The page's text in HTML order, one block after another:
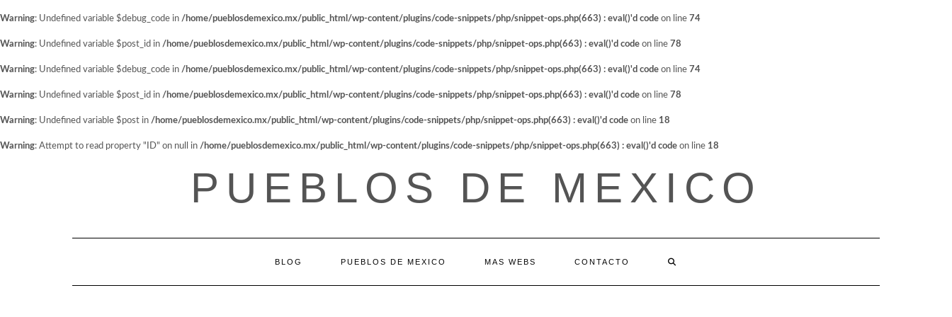
Warning: Undefined variable $debug_code in /home/pueblosdemexico.mx/public_html/wp-content/plugins/code-snippets/php/snippet-ops.php(663) : eval()'d code on line 74
Warning: Undefined variable $post_id in /home/pueblosdemexico.mx/public_html/wp-content/plugins/code-snippets/php/snippet-ops.php(663) : eval()'d code on line 78
Warning: Undefined variable $debug_code in /home/pueblosdemexico.mx/public_html/wp-content/plugins/code-snippets/php/snippet-ops.php(663) : eval()'d code on line 74
Warning: Undefined variable $post_id in /home/pueblosdemexico.mx/public_html/wp-content/plugins/code-snippets/php/snippet-ops.php(663) : eval()'d code on line 78
Warning: Undefined variable $post in /home/pueblosdemexico.mx/public_html/wp-content/plugins/code-snippets/php/snippet-ops.php(663) : eval()'d code on line 18
Warning: Attempt to read property "ID" on null in /home/pueblosdemexico.mx/public_html/wp-content/plugins/code-snippets/php/snippet-ops.php(663) : eval()'d code on line 18
PUEBLOS DE MEXICO
BLOG PUEBLOS DE MEXICO MAS WEBS CONTACTO